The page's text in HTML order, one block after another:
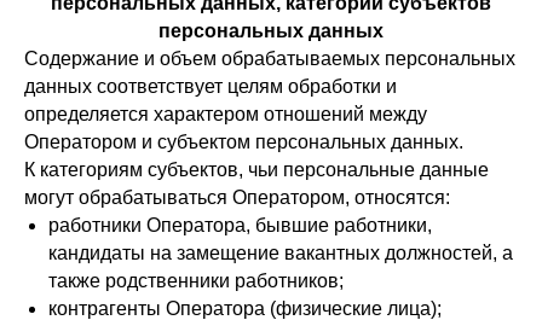
персональных данных
Содержание и объем обрабатываемых персональных
данных соответствует целям обработки и
определяется характером отношений между
Оператором и субъектом персональных данных.
К категориям субъектов, чьи персональные данные
могут обрабатываться Оператором, относятся:
работники Оператора, бывшие работники,
кандидаты на замещение вакантных должностей, а
также родственники работников;
контрагенты Оператора (физические лица);